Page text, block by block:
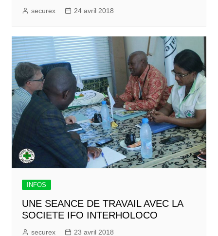
securex 24 avril 2018
INFOS
UNE SEANCE DE TRAVAIL AVEC LA
SOCIETE IFO INTERHOLOCO
securex 23 avril 2018